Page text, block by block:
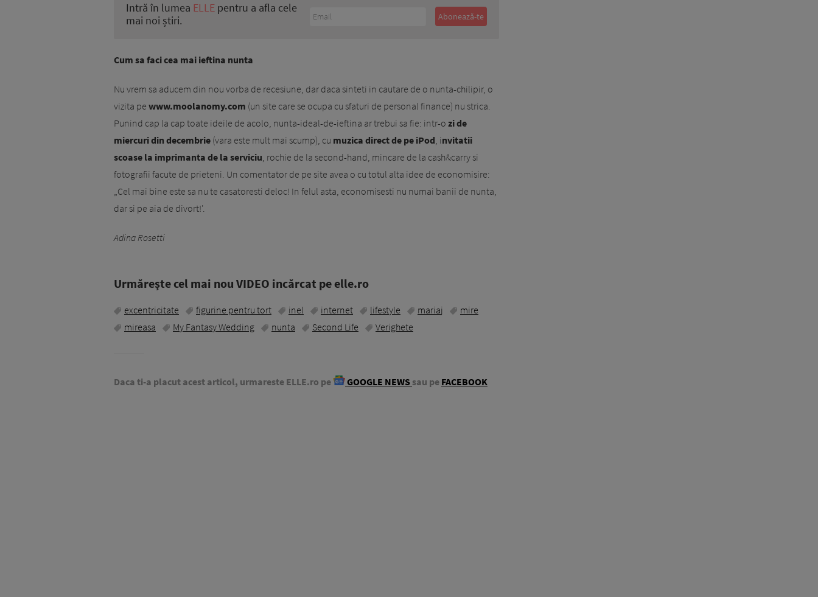
Intră în lumea ELLE pentru a afla cele
mai noi știri.
Cum sa faci cea mai ieftina nunta
Nu vrem sa aducem din nou vorba de recesiune, dar daca sinteti in cautare de o nunta-chilipir, o
vizita pe www.moolanomy.com (un site care se ocupa cu sfaturi de personal finance) nu strica.
Punind cap la cap toate ideile de acolo, nunta-ideal-de-ieftina ar trebui sa fie: intr-o zi de
miercuri din decembrie (vara este mult mai scump), cu muzica direct de pe iPod, invitatii
scoase la imprimanta de la serviciu, rochie de la second-hand, mincare de la cash&carry si
fotografii facute de prieteni. Un comentator de pe site avea o cu totul alta idee de economisire:
„Cel mai bine este sa nu te casatoresti deloc! In felul asta, economisesti nu numai banii de nunta,
dar si pe aia de divort!'.
Adina Rosetti
Urmăreşte cel mai nou VIDEO incărcat pe elle.ro
excentricitate figurine pentru tort inel internet lifestyle mariaj
mire
mireasa
My Fantasy Wedding nunta Second Life Verighete
Daca ti-a placut acest articol, urmareste ELLE.ro pe GOOGLE NEWS sau pe FACEBOOK